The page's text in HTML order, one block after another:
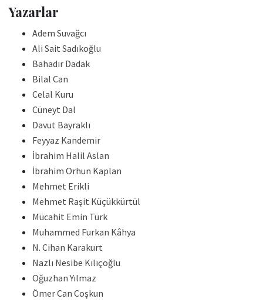
Yazarlar
Adem Suvağcı
Ali Sait Sadıkoğlu
Bahadır Dadak
Bilal Can
Celal Kuru
Cüneyt Dal
Davut Bayraklı
Feyyaz Kandemir
İbrahim Halil Aslan
İbrahim Orhun Kaplan
Mehmet Erikli
Mehmet Raşit Küçükkürtül
Mücahit Emin Türk
Muhammed Furkan Kâhya
N. Cihan Karakurt
Nazlı Nesibe Kılıçoğlu
Oğuzhan Yılmaz
Ömer Can Coşkun